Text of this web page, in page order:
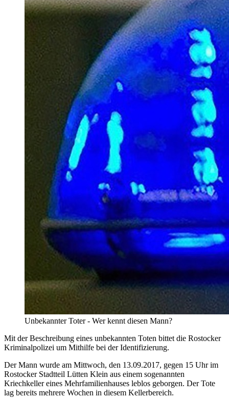
Unbekannter Toter - Wer kennt diesen Mann?
Mit der Beschreibung eines unbekannten Toten bittet die Rostocker
Kriminalpolizei um Mithilfe bei der Identifizierung.
Der Mann wurde am Mittwoch, den 13.09.2017, gegen 15 Uhr im
Rostocker Stadtteil Lütten Klein aus einem sogenannten
Kriechkeller eines Mehrfamilienhauses leblos geborgen. Der Tote
lag bereits mehrere Wochen in diesem Kellerbereich.